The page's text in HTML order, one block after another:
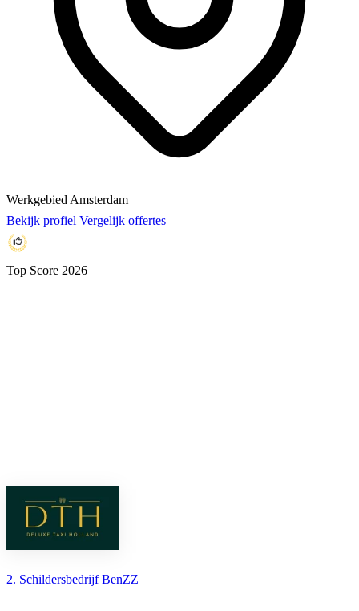
Werkgebied Amsterdam
Bekijk profiel Vergelijk offertes
Top Score 2026
2. Schildersbedrijf BenZZ